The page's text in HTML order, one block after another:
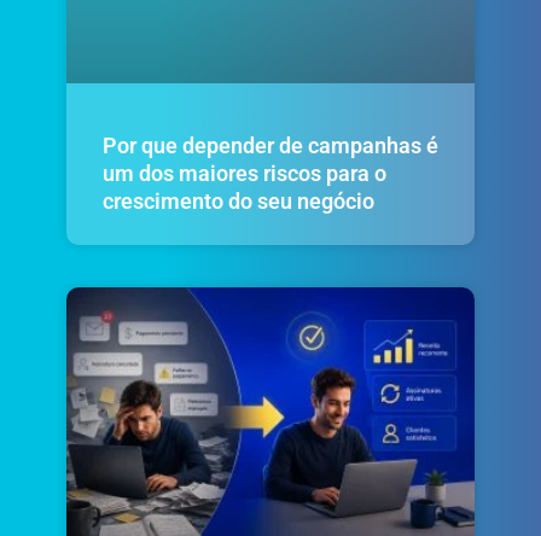
Por que depender de campanhas é
um dos maiores riscos para o
crescimento do seu negócio